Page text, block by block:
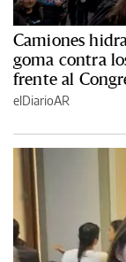
Camiones
goma contra
frente al
elDiarioAR